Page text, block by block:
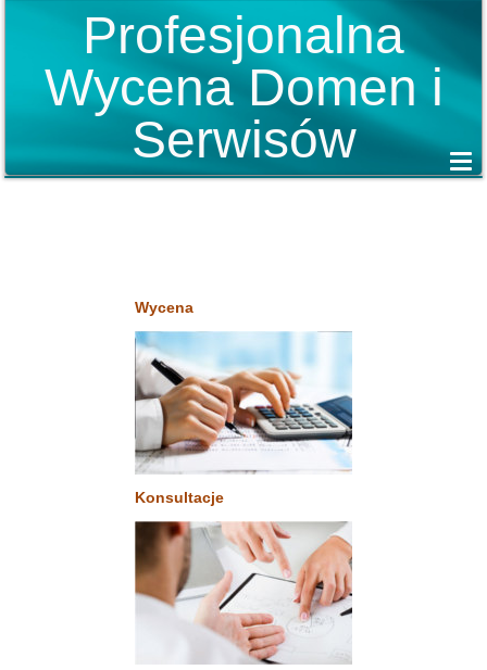
Profesjonalna
Wycena Domen i
Serwisów
Wycena
Konsultacje